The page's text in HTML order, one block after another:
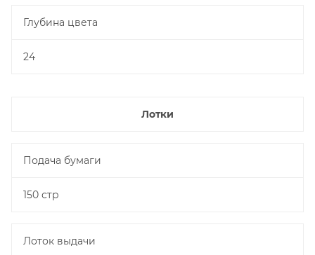
Глубина цвета
24
Лотки
Подача бумаги
150 стр
Лоток выдачи